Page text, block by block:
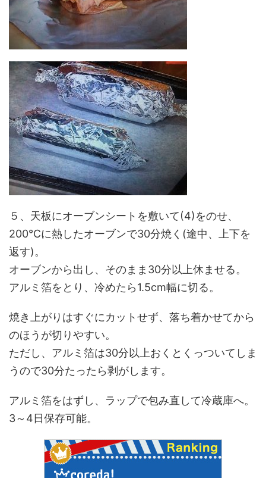
５、天板にオーブンシートを敷いて(4)をのせ、
200℃に熱したオーブンで30分焼く(途中、上下を
返す)。
オーブンから出し、そのまま30分以上休ませる。
アルミ箔をとり、冷めたら1.5cm幅に切る。
焼き上がりはすぐにカットせず、落ち着かせてから
のほうが切りやすい。
ただし、アルミ箔は30分以上おくとくっついてしま
うので30分たったら剥がします。
アルミ箔をはずし、ラップで包み直して冷蔵庫へ。
3～4日保存可能。